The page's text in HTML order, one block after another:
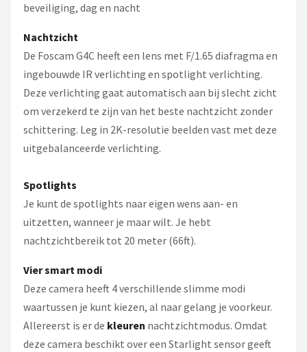
beveiliging, dag en nacht
Nachtzicht
De Foscam G4C heeft een lens met F/1.65 diafragma en
ingebouwde IR verlichting en spotlight verlichting.
Deze verlichting gaat automatisch aan bij slecht zicht
om verzekerd te zijn van het beste nachtzicht zonder
schittering. Leg in 2K-resolutie beelden vast met deze
uitgebalanceerde verlichting.
Spotlights
Je kunt de spotlights naar eigen wens aan- en
uitzetten, wanneer je maar wilt. Je hebt
nachtzichtbereik tot 20 meter (66ft).
Vier smart modi
Deze camera heeft 4 verschillende slimme modi
waartussen je kunt kiezen, al naar gelang je voorkeur.
Allereerst is er de kleuren nachtzichtmodus. Omdat
deze camera beschikt over een Starlight sensor geeft